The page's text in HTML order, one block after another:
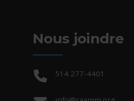
Nous joindre
Téléphone :
514 277-4401